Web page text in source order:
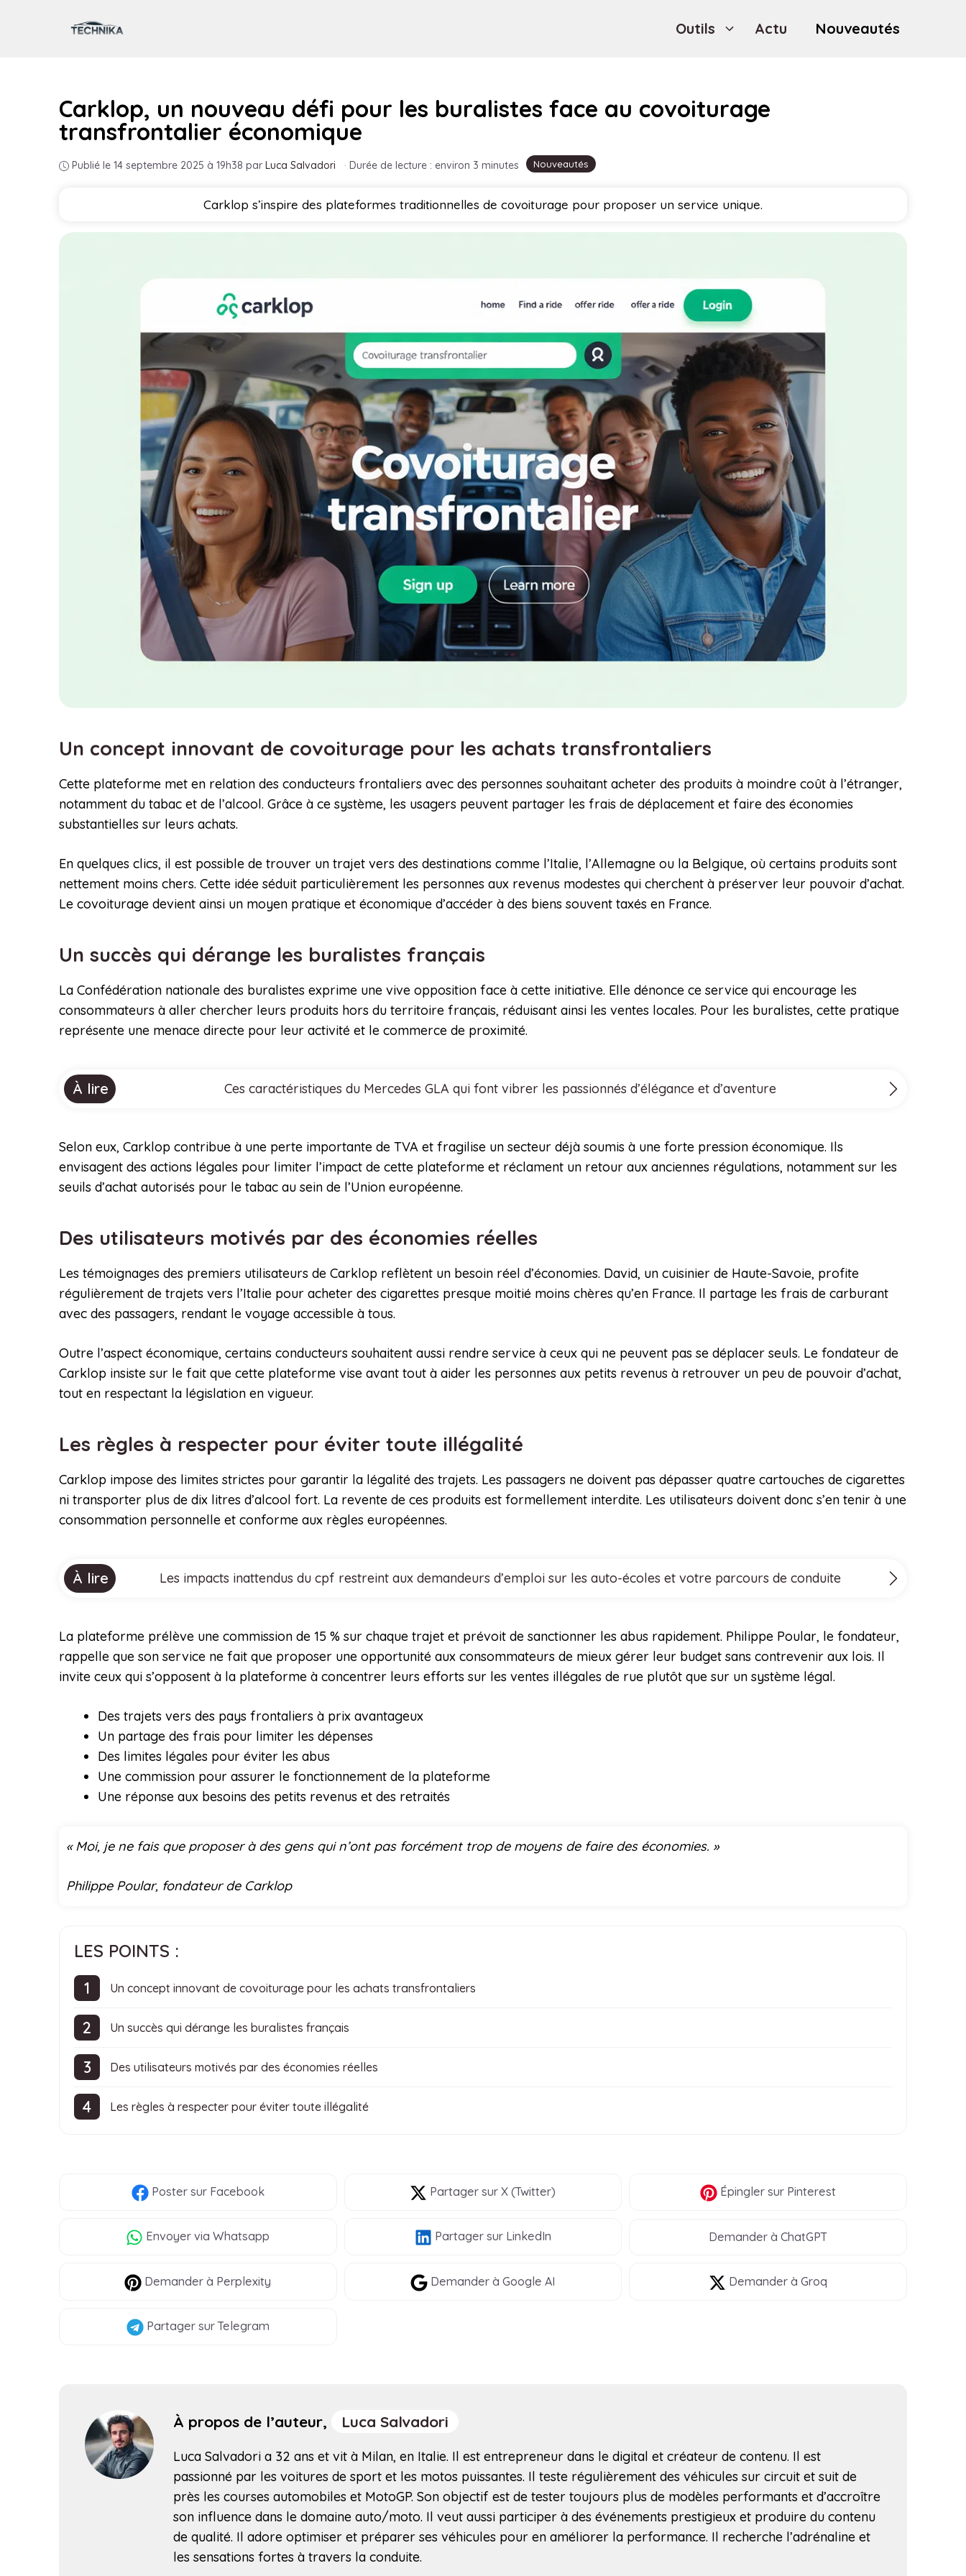
Outils Actu Nouveautés
Nouveautés
Carklop, un nouveau défi pour les buralistes face au covoiturage
transfrontalier économique
Publié le 14 septembre 2025 à 19h38 par Luca Salvadori · Durée de lecture : environ 3 minutes
Carklop s’inspire des plateformes traditionnelles de covoiturage pour proposer un service unique.
Un concept innovant de covoiturage pour les achats transfrontaliers
Cette plateforme met en relation des conducteurs frontaliers avec des personnes souhaitant acheter des produits à moindre coût à l’étranger,
notamment du tabac et de l’alcool. Grâce à ce système, les usagers peuvent partager les frais de déplacement et faire des économies
substantielles sur leurs achats.
En quelques clics, il est possible de trouver un trajet vers des destinations comme l’Italie, l’Allemagne ou la Belgique, où certains produits sont
nettement moins chers. Cette idée séduit particulièrement les personnes aux revenus modestes qui cherchent à préserver leur pouvoir d’achat.
Le covoiturage devient ainsi un moyen pratique et économique d’accéder à des biens souvent taxés en France.
Un succès qui dérange les buralistes français
La Confédération nationale des buralistes exprime une vive opposition face à cette initiative. Elle dénonce ce service qui encourage les
consommateurs à aller chercher leurs produits hors du territoire français, réduisant ainsi les ventes locales. Pour les buralistes, cette pratique
représente une menace directe pour leur activité et le commerce de proximité.
À lire Ces caractéristiques du Mercedes GLA qui font vibrer les passionnés d’élégance et d’aventure
Selon eux, Carklop contribue à une perte importante de TVA et fragilise un secteur déjà soumis à une forte pression économique. Ils
envisagent des actions légales pour limiter l’impact de cette plateforme et réclament un retour aux anciennes régulations, notamment sur les
seuils d’achat autorisés pour le tabac au sein de l’Union européenne.
Des utilisateurs motivés par des économies réelles
Les témoignages des premiers utilisateurs de Carklop reflètent un besoin réel d’économies. David, un cuisinier de Haute-Savoie, profite
régulièrement de trajets vers l’Italie pour acheter des cigarettes presque moitié moins chères qu’en France. Il partage les frais de carburant
avec des passagers, rendant le voyage accessible à tous.
Outre l’aspect économique, certains conducteurs souhaitent aussi rendre service à ceux qui ne peuvent pas se déplacer seuls. Le fondateur de
Carklop insiste sur le fait que cette plateforme vise avant tout à aider les personnes aux petits revenus à retrouver un peu de pouvoir d’achat,
tout en respectant la législation en vigueur.
Les règles à respecter pour éviter toute illégalité
Carklop impose des limites strictes pour garantir la légalité des trajets. Les passagers ne doivent pas dépasser quatre cartouches de cigarettes
ni transporter plus de dix litres d’alcool fort. La revente de ces produits est formellement interdite. Les utilisateurs doivent donc s’en tenir à une
consommation personnelle et conforme aux règles européennes.
À lire Les impacts inattendus du cpf restreint aux demandeurs d’emploi sur les auto-écoles et votre parcours de conduite
La plateforme prélève une commission de 15 % sur chaque trajet et prévoit de sanctionner les abus rapidement. Philippe Poular, le fondateur,
rappelle que son service ne fait que proposer une opportunité aux consommateurs de mieux gérer leur budget sans contrevenir aux lois. Il
invite ceux qui s’opposent à la plateforme à concentrer leurs efforts sur les ventes illégales de rue plutôt que sur un système légal.
Des trajets vers des pays frontaliers à prix avantageux
Un partage des frais pour limiter les dépenses
Des limites légales pour éviter les abus
Une commission pour assurer le fonctionnement de la plateforme
Une réponse aux besoins des petits revenus et des retraités
« Moi, je ne fais que proposer à des gens qui n’ont pas forcément trop de moyens de faire des économies. »
Philippe Poular, fondateur de Carklop
LES POINTS :
Un concept innovant de covoiturage pour les achats transfrontaliers
Un succès qui dérange les buralistes français
Des utilisateurs motivés par des économies réelles
Les règles à respecter pour éviter toute illégalité
Postersur Facebook Partager sur X (Twitter) Épingler sur Pinterest
Envoyer via Whatsapp Partagersur LinkedIn Demander à ChatGPT
Demander à Perplexity Demander à Google AI Demander à Groq
Partagersur Telegram
À propos de l’auteur, Luca Salvadori
Luca Salvadori a 32 ans et vit à Milan, en Italie. Il est entrepreneur dans le digital et créateur de contenu. Il est
passionné par les voitures de sport et les motos puissantes. Il teste régulièrement des véhicules sur circuit et suit de
près les courses automobiles et MotoGP. Son objectif est de tester toujours plus de modèles performants et d’accroître
son influence dans le domaine auto/moto. Il veut aussi participer à des événements prestigieux et produire du contenu
de qualité. Il adore optimiser et préparer ses véhicules pour en améliorer la performance. Il recherche l’adrénaline et
les sensations fortes à travers la conduite.